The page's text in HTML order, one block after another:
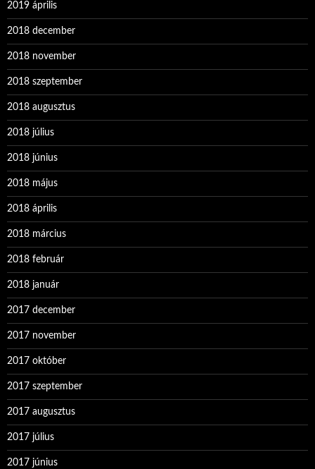
2019 április
2018 december
2018 november
2018 szeptember
2018 augusztus
2018 július
2018 június
2018 május
2018 április
2018 március
2018 február
2018 január
2017 december
2017 november
2017 október
2017 szeptember
2017 augusztus
2017 július
2017 június